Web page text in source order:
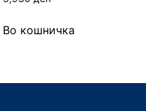
Во кошничка